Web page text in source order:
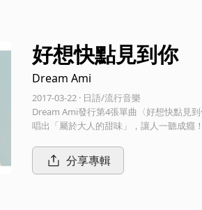
好想快點見到你
Dream Ami
2017-03-22 · 日語/流行音樂
Dream Ami發行第4張單曲〈好想快點見
唱出「屬於大人的甜味」，讓人一聽成癮
分享專輯